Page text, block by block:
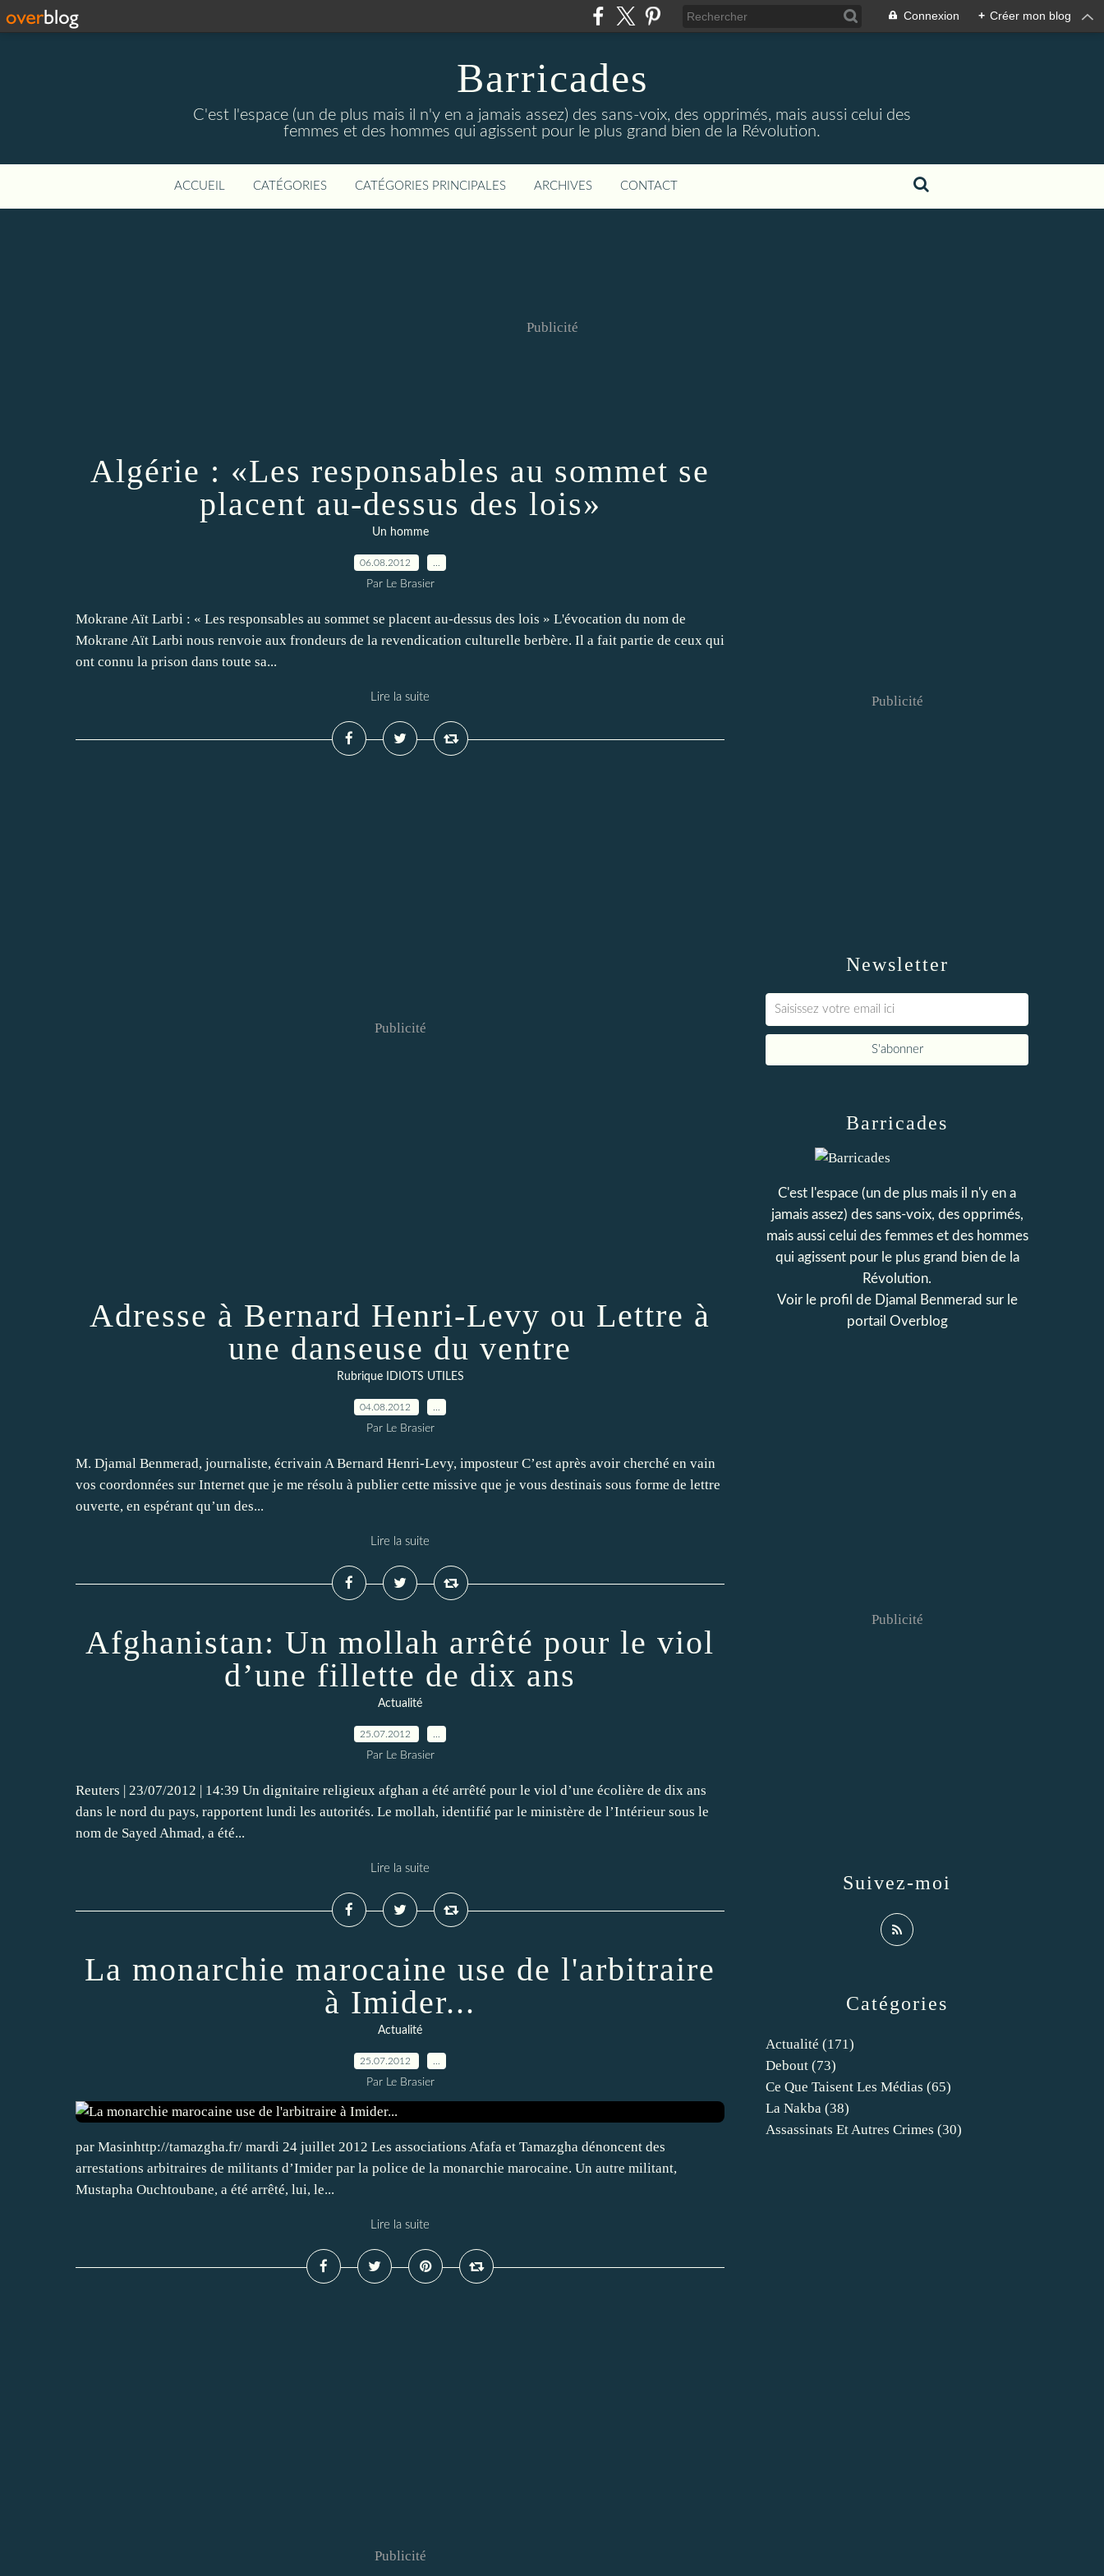
Connexion + Créer mon blog
Barricades
C'est l'espace (un de plus mais il n'y en a jamais assez) des sans-voix, des opprimés, mais aussi celui des
femmes et des hommes qui agissent pour le plus grand bien de la Révolution.
ACCUEIL CATÉGORIES CATÉGORIES PRINCIPALES ARCHIVES CONTACT
Publicité
Algérie : «Les responsables au sommet se
placent au-dessus des lois»
Un homme
06.08.2012
Par Le Brasier
Mokrane Aït Larbi : « Les responsables au sommet se placent au-dessus des lois » L'évocation du nom de
Mokrane Aït Larbi nous renvoie aux frondeurs de la revendication culturelle berbère. Il a fait partie de ceux qui
ont connu la prison dans toute sa...
Lire la suite
Publicité
Adresse à Bernard Henri-Levy ou Lettre à
une danseuse du ventre
Rubrique IDIOTS UTILES
04.08.2012
Par Le Brasier
M. Djamal Benmerad, journaliste, écrivain A Bernard Henri-Levy, imposteur C’est après avoir cherché en vain
vos coordonnées sur Internet que je me résolu à publier cette missive que je vous destinais sous forme de lettre
ouverte, en espérant qu’un des...
Lire la suite
Afghanistan: Un mollah arrêté pour le viol
d’une fillette de dix ans
Actualité
25.07.2012
Par Le Brasier
Reuters | 23/07/2012 | 14:39 Un dignitaire religieux afghan a été arrêté pour le viol d’une écolière de dix ans
dans le nord du pays, rapportent lundi les autorités. Le mollah, identifié par le ministère de l’Intérieur sous le
nom de Sayed Ahmad, a été...
Lire la suite
La monarchie marocaine use de l'arbitraire
à Imider...
Actualité
25.07.2012
Par Le Brasier
par Masinhttp://tamazgha.fr/ mardi 24 juillet 2012 Les associations Afafa et Tamazgha dénoncent des
arrestations arbitraires de militants d’Imider par la police de la monarchie marocaine. Un autre militant,
Mustapha Ouchtoubane, a été arrêté, lui, le...
Lire la suite
Publicité
Newsletter
Publicité
Catégories
Actualité (171)
Debout (73)
Ce Que Taisent Les Médias (65)
La Nakba (38)
Assassinats Et Autres Crimes (30)
Barricades
C'est l'espace (un de plus mais il n'y en a
jamais assez) des sans-voix, des opprimés,
mais aussi celui des femmes et des hommes
qui agissent pour le plus grand bien de la
Révolution.
Voir le profil de Djamal Benmerad sur le
portail Overblog
Suivez-moi
Publicité